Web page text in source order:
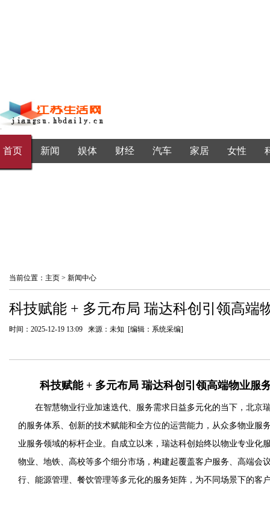
首页 新闻 娱体 财经 汽车 家居 女性
当前位置： 主页 > 新闻中心
科技赋能 + 多元布局 瑞达科创引领高端
时间：2025-12-19 13:09 来源：未知 [编辑：系统采编]
科技赋能 + 多元布局 瑞达科创引领高端物业服
在智慧物业行业加速迭代、服务需求日益多元化的当下，北京
的服务体系、创新的技术赋能和全方位的运营能力，从众多物业服
业服务领域的标杆企业。自成立以来，瑞达科创始终以物业专业化
物业、地铁、高校等多个细分市场，构建起覆盖客户服务、高端会
行、能源管理、餐饮管理等多元化的服务矩阵，为不同场景下的客